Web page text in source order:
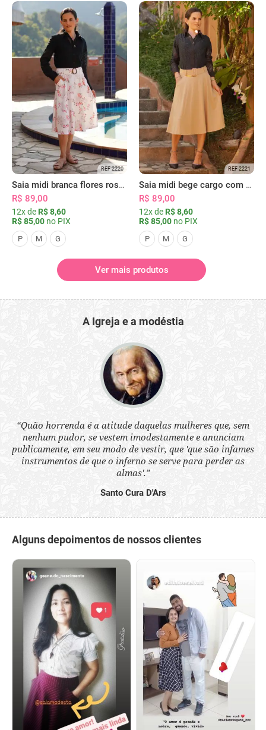
REF 2220
Saia midi branca flores rosas com bolsos
R$ 89,00
12x de R$ 8,60
R$ 85,00 no PIX
P M G
REF 2221
Saia midi bege cargo com bolsos
R$ 89,00
12x de R$ 8,60
R$ 85,00 no PIX
P M G
Ver mais produtos
A Igreja e a modéstia
“Quão horrenda é a atitude daquelas mulheres que, sem
nenhum pudor, se vestem imodestamente e anunciam
publicamente, em seu modo de vestir, que 'que são infames
instrumentos de que o inferno se serve para perder as
almas'.”
Santo Cura D'Ars
Alguns depoimentos de nossos clientes